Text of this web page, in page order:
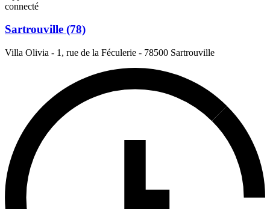
connecté
Sartrouville (78)
Villa Olivia - 1, rue de la Féculerie - 78500 Sartrouville